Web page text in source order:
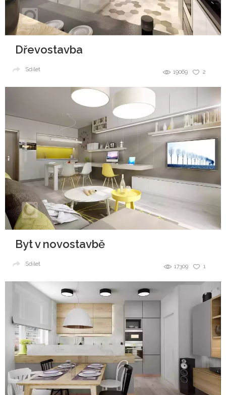
Dřevostavba
2
19069
Sdílet
Byt v novostavbě
1
17309
Sdílet